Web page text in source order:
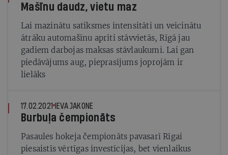
Mašīnu daudz, vietu maz
Lai mazinātu satiksmes intensitāti un veicinātu
ātrāku automašīnu apriti stāvvietās, Rīgā jau
gadiem darbojas maksas stāvlaukumi. Lai gan
piedāvājums aug, pieprasījums joprojām ir
lielāks
17.02.2021 IEVA JAKONE
Burbuļa čempionāts
Pasaules hokeja čempionāts pavasarī Rīgai
piesaistīs vērtīgas investīcijas, bet vienlaikus